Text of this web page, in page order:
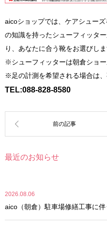
aicoショップでは、ケアシュー
の知識を持ったシューフィッタ
り、あなたに合う靴をお選びしま
※シューフィッターは朝倉ショ
※足の計測を希望される場合は
TEL:088-828-8580
最近のお知らせ
2026.08.06
aico（朝倉）駐車場修繕工事に